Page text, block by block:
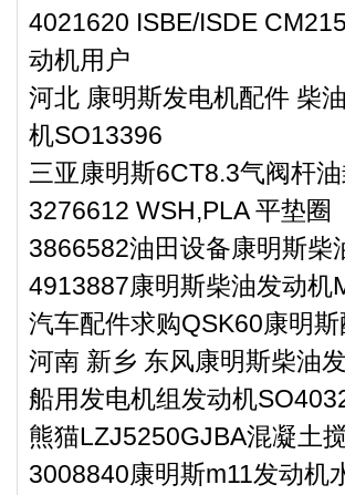
4021620 ISBE/ISDE
动机用户
河北 康明斯发电机配件 柴
机SO13396
三亚康明斯6CT8.3气阀杆
3276612 WSH,PLA 平垫圈
3866582油田设备康明斯柴
4913887康明斯柴油发动机
汽车配件求购QSK60康明
河南 新乡 东风康明斯柴油
船用发电机组发动机
熊猫LZJ5250GJBA混凝土
3008840康明斯m11发动机